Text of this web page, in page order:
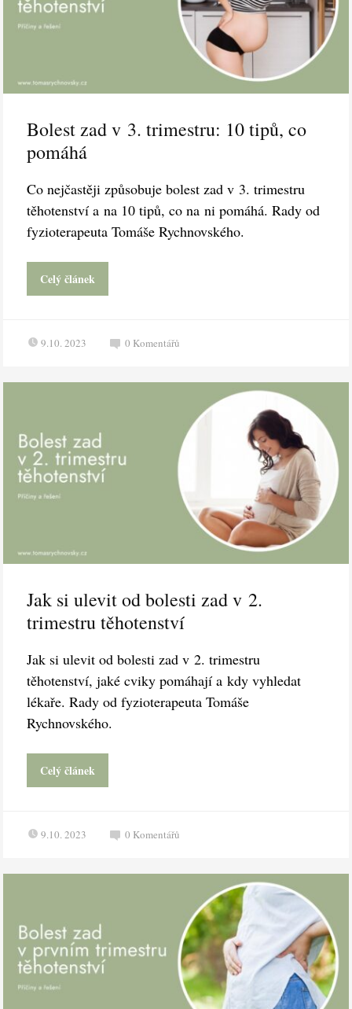
Bolest zad v 3. trimestru: 10 tipů, co
pomáhá
Co nejčastěji způsobuje bolest zad v 3. trimestru
těhotenství a na 10 tipů, co na ni pomáhá. Rady od
fyzioterapeuta Tomáše Rychnovského.
Celý článek
9.10. 2023 0 Komentářů
Jak si ulevit od bolesti zad v 2.
trimestru těhotenství
Jak si ulevit od bolesti zad v 2. trimestru
těhotenství, jaké cviky pomáhají a kdy vyhledat
lékaře. Rady od fyzioterapeuta Tomáše
Rychnovského.
Celý článek
9.10. 2023 0 Komentářů